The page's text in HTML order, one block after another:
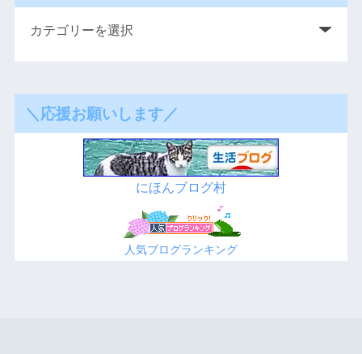
＼応援お願いします／
にほんブログ村
人気ブログランキング